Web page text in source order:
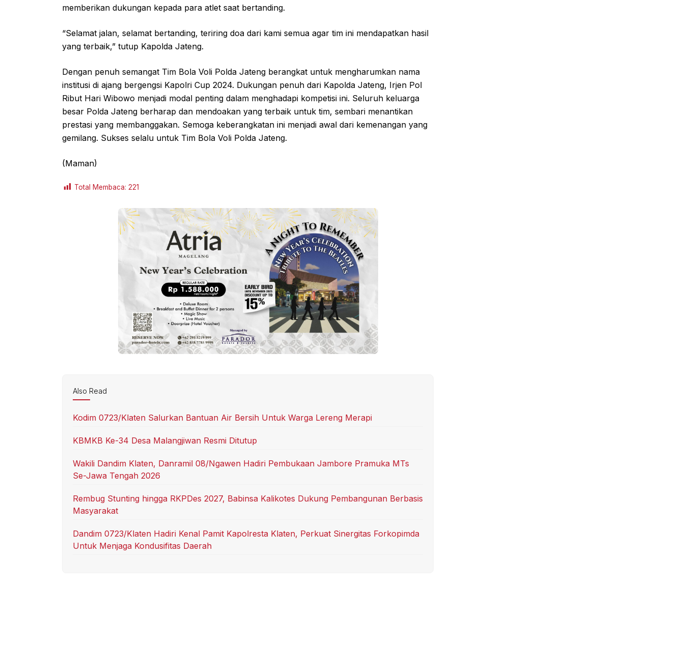
memberikan dukungan kepada para atlet saat bertanding.
“Selamat jalan, selamat bertanding, teriring doa dari kami semua agar tim ini mendapatkan hasil
yang terbaik,” tutup Kapolda Jateng.
Dengan penuh semangat Tim Bola Voli Polda Jateng berangkat untuk mengharumkan nama
institusi di ajang bergengsi Kapolri Cup 2024. Dukungan penuh dari Kapolda Jateng, Irjen Pol
Ribut Hari Wibowo menjadi modal penting dalam menghadapi kompetisi ini. Seluruh keluarga
besar Polda Jateng berharap dan mendoakan yang terbaik untuk tim, sembari menantikan
prestasi yang membanggakan. Semoga keberangkatan ini menjadi awal dari kemenangan yang
gemilang. Sukses selalu untuk Tim Bola Voli Polda Jateng.
(Maman)
Total Membaca: 221
Also Read
Kodim 0723/Klaten Salurkan Bantuan Air Bersih Untuk Warga Lereng Merapi
KBMKB Ke-34 Desa Malangjiwan Resmi Ditutup
Wakili Dandim Klaten, Danramil 08/Ngawen Hadiri Pembukaan Jambore Pramuka MTs
Se-Jawa Tengah 2026
Rembug Stunting hingga RKPDes 2027, Babinsa Kalikotes Dukung Pembangunan Berbasis
Masyarakat
Dandim 0723/Klaten Hadiri Kenal Pamit Kapolresta Klaten, Perkuat Sinergitas Forkopimda
Untuk Menjaga Kondusifitas Daerah